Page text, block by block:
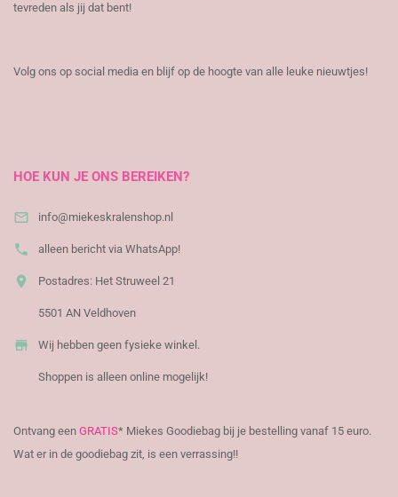
tevreden als jij dat bent!
Volg ons op social media en blijf op de hoogte van alle leuke nieuwtjes!
HOE KUN JE ONS BEREIKEN?
 info@miekeskralenshop.nl
 alleen bericht via WhatsApp!
 Postadres: Het Struweel 21
5501 AN Veldhoven
 Wij hebben geen fysieke winkel.
Shoppen is alleen online mogelijk!
Ontvang een GRATIS* Miekes Goodiebag bij je bestelling vanaf 15 euro.
Wat er in de goodiebag zit, is een verrassing!!